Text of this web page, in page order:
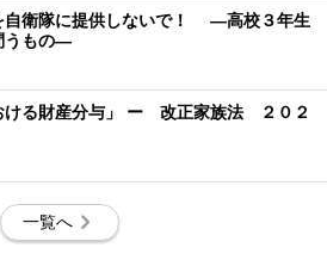
衛隊に提供しないで！ ―高校３年生
うもの―
ける財産分与」 ー 改正家族法 ２０２
一覧へ